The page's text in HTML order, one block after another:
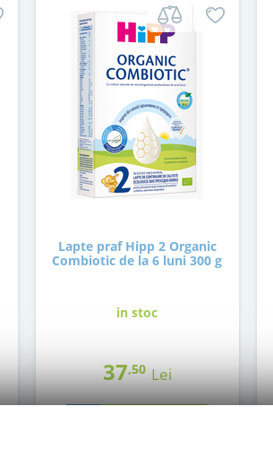
Lapte praf Hipp 2 Organic
Combiotic de la 6 luni 300 g
in stoc
37,50 Lei